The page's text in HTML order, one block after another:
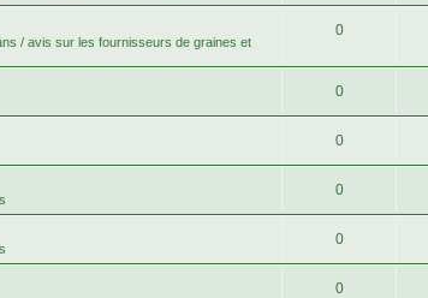
/ avis sur les fournisseurs de graines et
0
0
0
0
0
0